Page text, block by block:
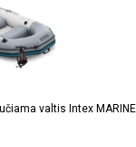
valtis Intex